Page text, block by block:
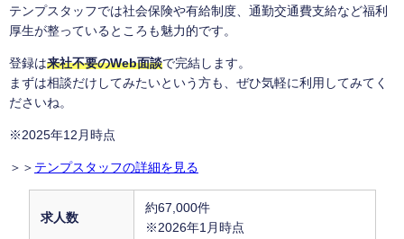
テンプスタッフでは社会保険や有給制度、通勤交通費支給など福利
厚生が整っているところも魅力的です。
登録は来社不要のWeb面談で完結します。
まずは相談だけしてみたいという方も、ぜひ気軽に利用してみてく
ださいね。
※2025年12月時点
＞＞ テンプスタッフの詳細を見る
求人数
約67,000件
※2026年1月時点